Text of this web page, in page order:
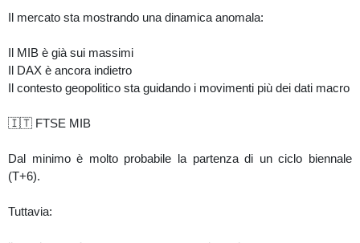
Il mercato sta mostrando una dinamica anomala:
Il MIB è già sui massimi
Il DAX è ancora indietro
Il contesto geopolitico sta guidando i movimenti più dei dati macro
🇮🇹 FTSE MIB
Dal minimo è molto probabile la partenza di un ciclo biennale
(T+6).
Tuttavia: